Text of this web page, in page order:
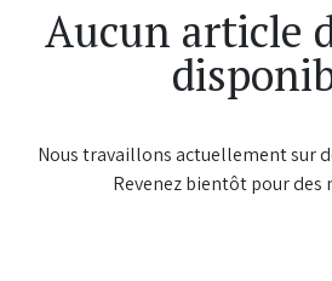
Aucun article
Nous travaillons actuellement sur
Revenez bientôt pour des